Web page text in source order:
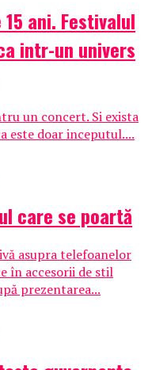
15 ani. Festivalul
intr-un univers
un concert. Si exista
este doar inceputul....
care se poartă
asupra telefoanelor
în accesorii de stil
prezentarea...